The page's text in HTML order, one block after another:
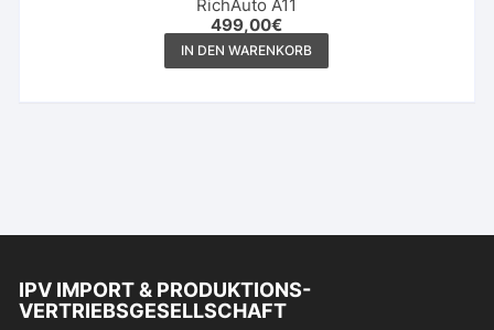
RichAuto A11
499,00€
IN DEN WARENKORB
IPV IMPORT & PRODUKTIONS-
VERTRIEBSGESELLSCHAFT